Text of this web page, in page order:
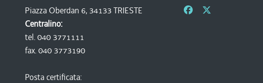
Piazza Oberdan 6, 34133 TRIESTE
Centralino:
tel. 040 3771111
fax. 040 3773190
Posta certificata: